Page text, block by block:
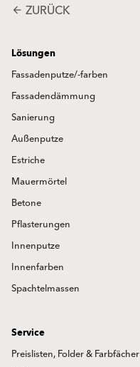
arrow_back ZURÜCK
Lösungen
Fassadenputze/-farben
Fassadendämmung
Sanierung
Außenputze
Estriche
Mauermörtel
Betone
Pflasterungen
Innenputze
Innenfarben
Spachtelmassen
Service
Preislisten, Folder & Farbfächer